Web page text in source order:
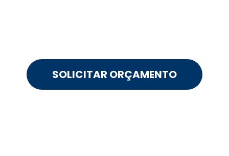
SOLICITAR ORÇAMENTO